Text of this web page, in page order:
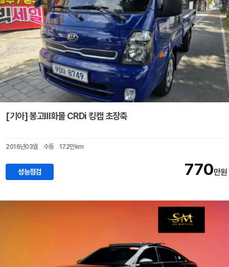
[기아] 봉고Ⅲ화물 CRDi 킹캡 초장축
2016년03월 수동 17.2만km
성능점검 770만원